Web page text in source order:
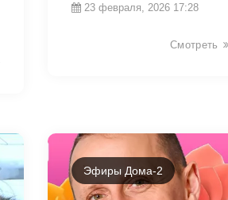
23 февраля, 2026 17:28
Смотреть
Эфиры Дома-2